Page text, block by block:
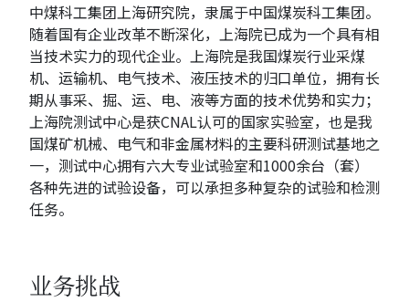
中煤科工集团上海研究院，隶属于中国煤炭科工集团。
随着国有企业改革不断深化，上海院已成为一个具有相
当技术实力的现代企业。上海院是我国煤炭行业采煤
机、运输机、电气技术、液压技术的归口单位，拥有长
期从事采、掘、运、电、液等方面的技术优势和实力；
上海院测试中心是获CNAL认可的国家实验室，也是我
国煤矿机械、电气和非金属材料的主要科研测试基地之
一，测试中心拥有六大专业试验室和1000余台（套）
各种先进的试验设备，可以承担多种复杂的试验和检测
任务。
业务挑战